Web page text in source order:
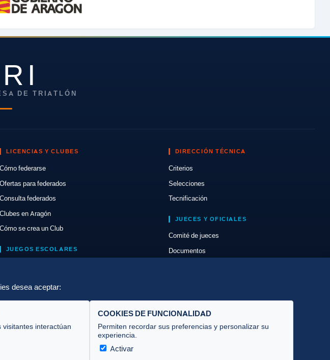
DE TRIATLÓN
LICENCIAS Y CLUBES
Cómo federarse
Ofertas para federados
Consulta federados
Clubes en Aragón
Cómo se crea un Club
JUEGOS ESCOLARES
DIRECCIÓN TÉCNICA
Criterios
Selecciones
Tecnificación
JUECES Y OFICIALES
Comité de jueces
Documentos
desea aceptar:
interactúan
COOKIES DE FUNCIONALIDAD
Permiten recordar sus preferencias y personalizar su
experiencia.
Activar